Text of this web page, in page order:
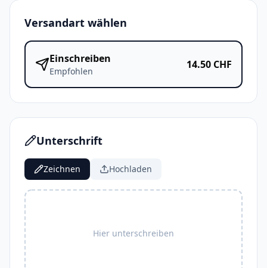
Versandart wählen
Einschreiben
Empfohlen
14.50 CHF
Unterschrift
Zeichnen Hochladen
Hier unterschreiben